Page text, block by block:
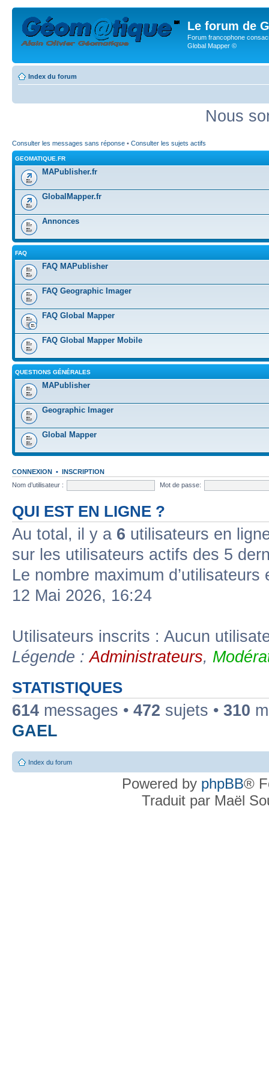
Le forum de
Forum francophone
Global Mapper ©
Index du forum
Nous
Consulter les messages sans réponse • Consulter les sujets actifs
GEOMATIQUE.FR
MAPublisher.fr
GlobalMapper.fr
Annonces
FAQ
FAQ MAPublisher
FAQ Geographic Imager
FAQ Global Mapper
FAQ Global Mapper Mobile
QUESTIONS GÉNÉRALES
MAPublisher
Geographic Imager
Global Mapper
CONNEXION • INSCRIPTION
Nom d’utilisateur :
Mot de passe:
QUI EST EN LIGNE ?
Au total, il y a 6 utilisateurs en
sur les utilisateurs actifs des 5
Le nombre maximum
12 Mai 2026, 16:24
Utilisateurs inscrits : Aucun
Légende :Administrateurs,
STATISTIQUES
614 messages • 472 sujets • 310
GAEL
Index du forum
Powered by phpBB®
Traduit par Maël